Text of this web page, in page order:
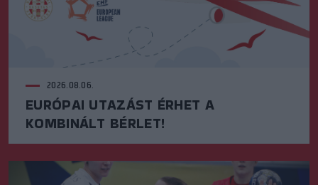
2026.08.06.
EURÓPAI UTAZÁST ÉRHET A
KOMBINÁLT BÉRLET!